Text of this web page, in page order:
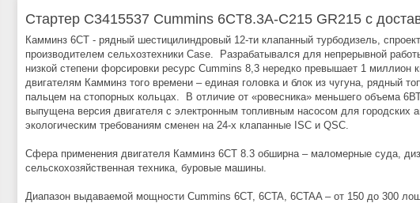
Стартер С3415537 Cummins 6CT8.3A-C215 GR215 с
Камминз 6CT - рядный шестицилиндровый 12-ти клапанный турбодизель,
производителем сельхозтехники Case. Разрабатывался для непрерывной
низкой степени форсировки ресурс Cummins 8,3 нередко превышает 1 миллион
двигателям Камминз того времени – единая головка и блок из чугуна, рядный
пальцем на стопорных кольцах. В отличие от «ровесника» меньшего объема
выпущена версия двигателя с электронным топливным насосом для городских
экологическим требованиям сменен на 24-х клапанные ISС и QSС.
Сфера применения двигателя Камминз 6CT 8.3 обширна – маломерные суда,
сельскохозяйственная техника, буровые машины.
Диапазон выдаваемой мощности Cummins 6CT, 6CTA, 6CTAA – от 150 до 300